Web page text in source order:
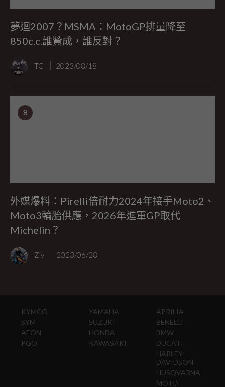
夢迴2007？MSMA：MotoGP排量降至
850c.c.誰贊成，誰反對？
TC 2023/08/18
8
外媒爆料：Pirelli倍耐力2024年接手Moto2、
Moto3輪胎供應，2026年進軍GP取代
Michelin？
Ziv 2023/06/28
KYMCO
SYM
AEON
PGO
YAMAHA
SUZUKI
HONDA
KAWASAKI
APRILIA
BENELLI
BMW
DUCATI
HARLEY-
DAVIDSON
HUSQVARNA
MOTO